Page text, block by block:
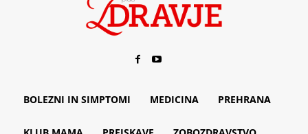
BOLEZNI IN SIMPTOMI MEDICINA PREHRANA